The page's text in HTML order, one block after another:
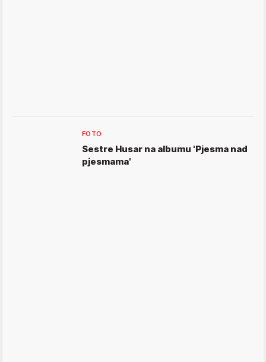
FOTO
Sestre Husar na albumu 'Pjesma nad
pjesmama'